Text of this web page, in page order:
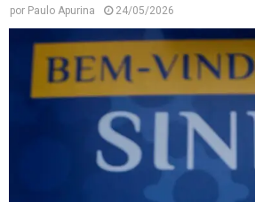
por Paulo Apurina 24/05/2026